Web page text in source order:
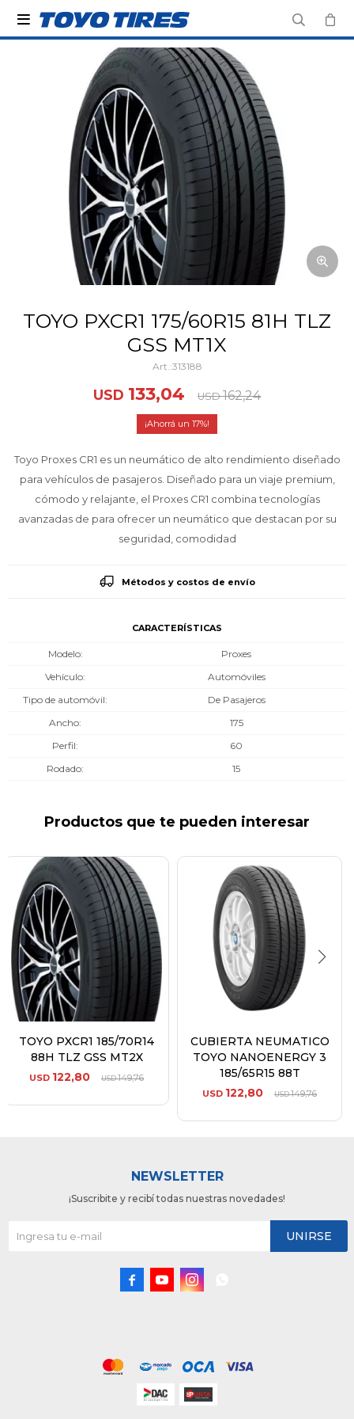

TOYO PXCR1 175/60R15 81H TLZ
GSS MT1X
313188
USD 133,04 USD 162,24
17
Toyo Proxes CR1 es un neumático de alto rendimiento diseñado
para vehículos de pasajeros. Diseñado para un viaje premium,
cómodo y relajante, el Proxes CR1 combina tecnologías
avanzadas de para ofrecer un neumático que destacan por su
seguridad, comodidad
Métodos y costos de envío
CARACTERÍSTICAS
Modelo
Proxes
Vehículo
Automóviles
Tipo de automóvil
De Pasajeros
Ancho
175
Perfil
60
Rodado
15
Productos que te pueden interesar
TOYO PXCR1 185/70R14
88H TLZ GSS MT2X
USD 122,80 USD149,76
CUBIERTA NEUMATICO
TOYO NANOENERGY 3
185/65R15 88T
USD 122,80 USD149,76
NEWSLETTER
¡Suscribite y recibí todas nuestras novedades!
UNIRSE
  